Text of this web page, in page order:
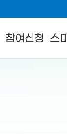
참여신청 스